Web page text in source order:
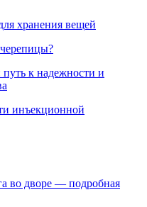
хранения вещей
к надежности и
инъекционной
во дворе — подробная